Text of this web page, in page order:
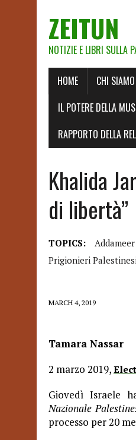
ZEITUN
NOTIZIE E LIBRI SULLA
HOME CHI SIAMO
IL POTERE DELLA
RAPPORTO DELLA
Khalida
di libertà”
TOPICS: Addameer
Prigionieri
MARCH 4, 2019
Tamara Nassar
2 marzo 2019,
Giovedì Israele
Nazionale
processo per 20